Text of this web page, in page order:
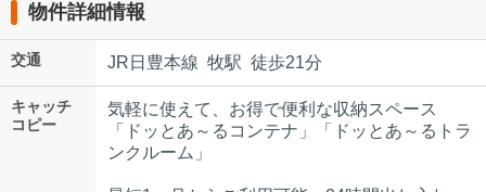
物件詳細情報
交通 JR日豊本線 牧駅 徒歩21分
キャッチ
コピー
気軽に使えて、お得で便利な収納スペース
「ドッとあ～るコンテナ」「ドッとあ～るトラ
ンクルーム」